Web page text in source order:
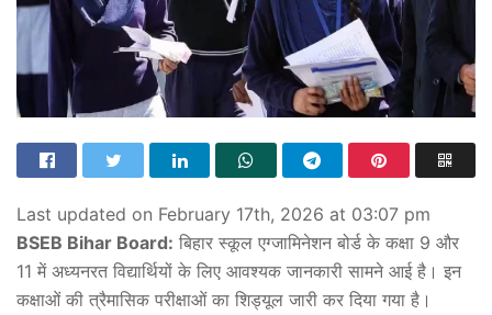
Last updated on February 17th, 2026 at 03:07 pm
BSEB Bihar Board: बिहार स्कूल एग्जामिनेशन बोर्ड के कक्षा 9 और
11 में अध्यनरत विद्यार्थियों के लिए आवश्यक जानकारी सामने आई है। इन
कक्षाओं की त्रैमासिक परीक्षाओं का शिड्यूल जारी कर दिया गया है।